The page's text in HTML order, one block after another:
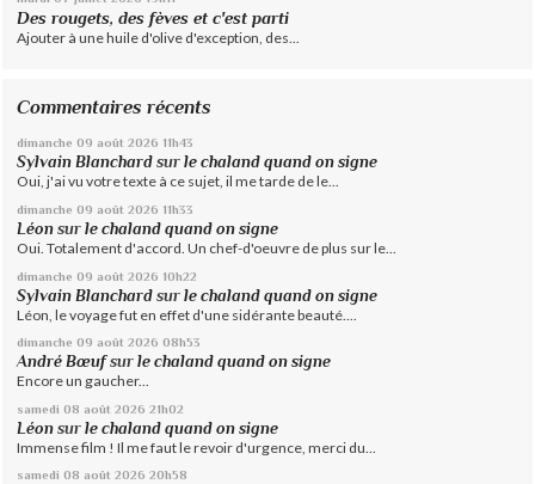
Des rougets, des fèves et c'est parti
Ajouter à une huile d'olive d'exception, des...
Commentaires récents
dimanche 09 août 2026 11h43
Sylvain Blanchard surle chaland quand on signe
Oui, j'ai vu votre texte à ce sujet, il me tarde de le...
dimanche 09 août 2026 11h33
Léon surle chaland quand on signe
Oui. Totalement d'accord. Un chef-d'oeuvre de plus sur le...
dimanche 09 août 2026 10h22
Sylvain Blanchard surle chaland quand on signe
Léon, le voyage fut en effet d'une sidérante beauté....
dimanche 09 août 2026 08h53
André Bœufsurle chaland quand on signe
Encore un gaucher...
samedi 08 août 2026 21h02
Léon surle chaland quand on signe
Immense film ! Il me faut le revoir d'urgence, merci du...
samedi 08 août 2026 20h58